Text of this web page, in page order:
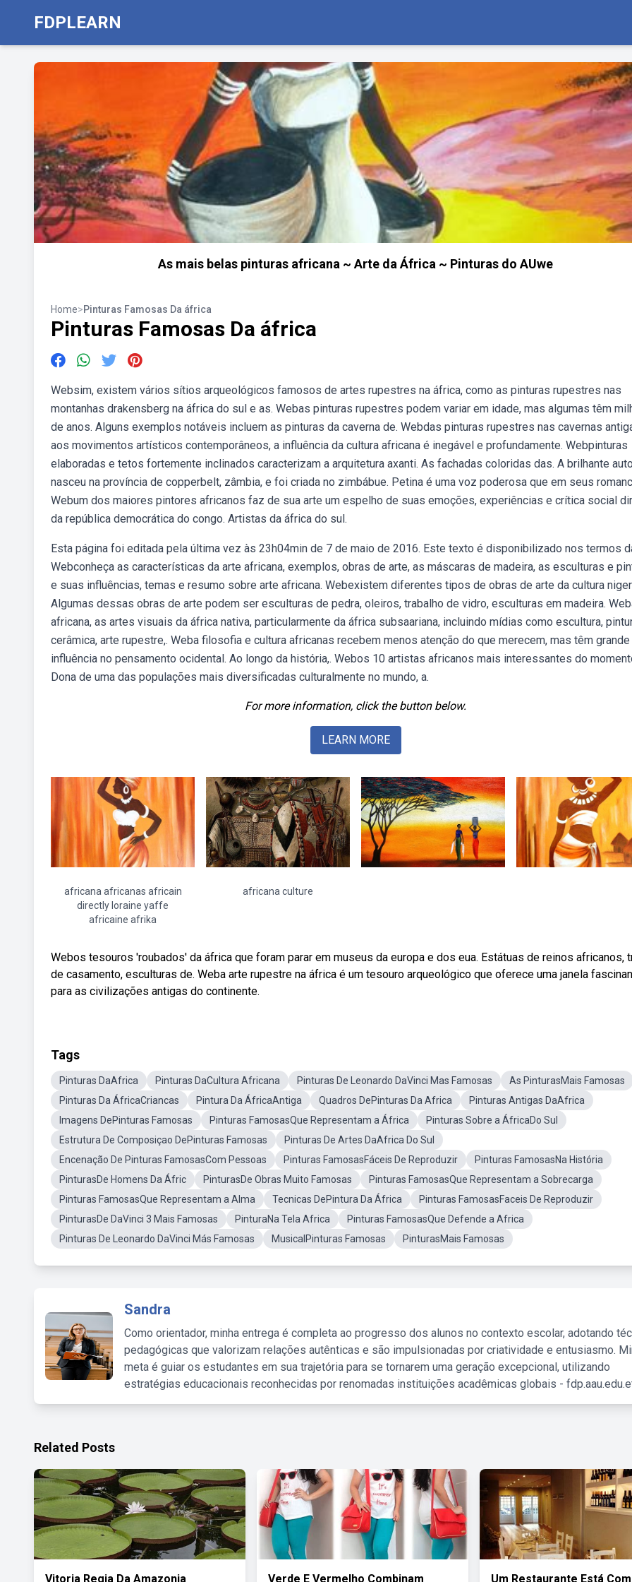
FDPLEARN
As mais belas pinturas africana ~ Arte da África ~ Pinturas do AUwe
Home>Pinturas Famosas Da áfrica
Pinturas Famosas Da áfrica
Websim, existem vários sítios arqueológicos famosos de artes rupestres na áfrica, como as pinturas rupestres nas
montanhas drakensberg na áfrica do sul e as. Webas pinturas rupestres podem variar em idade, mas algumas têm
de anos. Alguns exemplos notáveis incluem as pinturas da caverna de. Webdas pinturas rupestres nas cavernas
aos movimentos artísticos contemporâneos, a influência da cultura africana é inegável e profundamente. Webpinturas
elaboradas e tetos fortemente inclinados caracterizam a arquitetura axanti. As fachadas coloridas das. A brilhante
nasceu na província de copperbelt, zâmbia, e foi criada no zimbábue. Petina é uma voz poderosa que em seus
Webum dos maiores pintores africanos faz de sua arte um espelho de suas emoções, experiências e crítica social
da república democrática do congo. Artistas da áfrica do sul.
Esta página foi editada pela última vez às 23h04min de 7 de maio de 2016. Este texto é disponibilizado nos termos
Webconheça as características da arte africana, exemplos, obras de arte, as máscaras de madeira, as esculturas e
e suas influências, temas e resumo sobre arte africana. Webexistem diferentes tipos de obras de arte da cultura
Algumas dessas obras de arte podem ser esculturas de pedra, oleiros, trabalho de vidro, esculturas em madeira.
africana, as artes visuais da áfrica nativa, particularmente da áfrica subsaariana, incluindo mídias como escultura,
cerâmica, arte rupestre,. Weba filosofia e cultura africanas recebem menos atenção do que merecem, mas têm grande
influência no pensamento ocidental. Ao longo da história,. Webos 10 artistas africanos mais interessantes do
Dona de uma das populações mais diversificadas culturalmente no mundo, a.
For more information, click the button below.
LEARN MORE
africana africanas africain
directly loraine yaffe
africaine afrika
africana culture
Webos tesouros 'roubados' da áfrica que foram parar em museus da europa e dos eua. Estátuas de reinos africanos,
de casamento, esculturas de. Weba arte rupestre na áfrica é um tesouro arqueológico que oferece uma janela
para as civilizações antigas do continente.
Tags
Pinturas DaAfrica Pinturas DaCultura Africana Pinturas De Leonardo DaVinci Mas Famosas
As PinturasMais Famosas
Pinturas Da ÁfricaCriancas
Pintura Da ÁfricaAntiga Quadros DePinturas Da Africa
Pinturas Antigas DaAfrica
Imagens DePinturas Famosas
Pinturas FamosasQue Representam a África
Pinturas Sobre a ÁfricaDo Sul
Estrutura De Composiçao DePinturas Famosas
Pinturas De Artes DaAfrica Do Sul
Encenação De Pinturas FamosasCom Pessoas
Pinturas FamosasFáceis De Reproduzir
Pinturas FamosasNa História
PinturasDe Homens Da Áfric
PinturasDe Obras Muito Famosas
Pinturas FamosasQue Representam a Sobrecarga
Pinturas FamosasQue Representam a Alma
Tecnicas DePintura Da África
Pinturas FamosasFaceis De Reproduzir
PinturasDe DaVinci 3 Mais Famosas
PinturaNa Tela Africa
Pinturas FamosasQue Defende a Africa
Pinturas De Leonardo DaVinci Más Famosas
MusicalPinturas Famosas PinturasMais Famosas
Sandra
Como orientador, minha entrega é completa ao progresso dos alunos no contexto escolar, adotando
pedagógicas que valorizam relações autênticas e são impulsionadas por criatividade e entusiasmo.
meta é guiar os estudantes em sua trajetória para se tornarem uma geração excepcional, utilizando
estratégias educacionais reconhecidas por renomadas instituições acadêmicas globais -
Related Posts
Vitoria Regia Da Amazonia Verde E Vermelho Combinam Um Restaurante Está